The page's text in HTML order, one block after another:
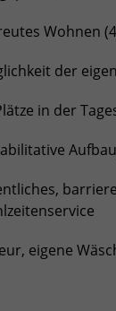
Wohnen
der
in der
eigene